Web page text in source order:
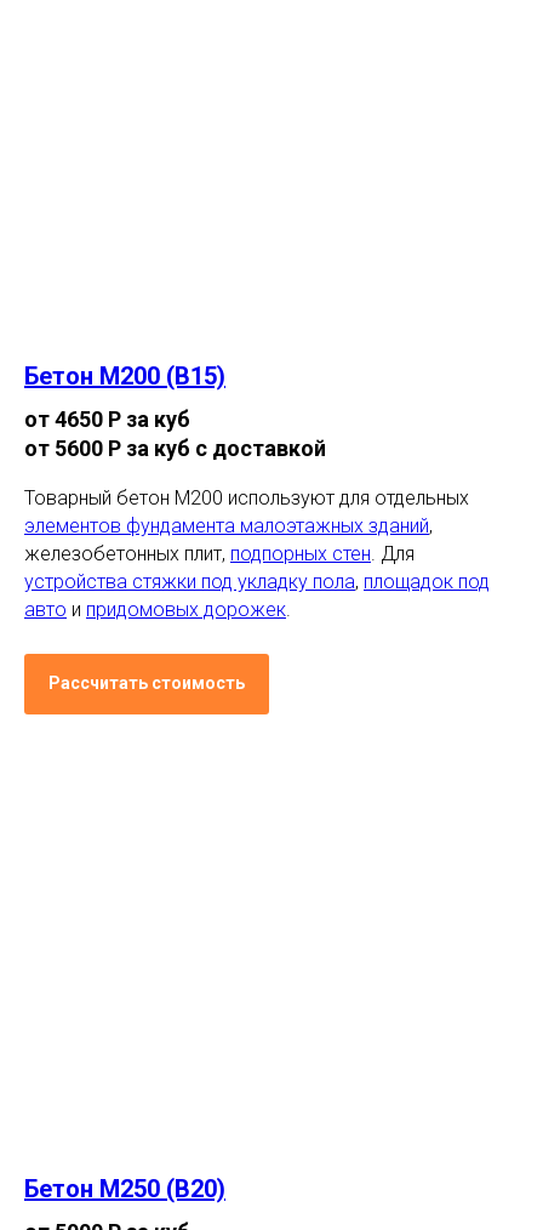
Бетон М200 (В15)
от 4650 Р за куб
от 5600 Р за куб с доставкой
Товарный бетон М200 используют для отдельных
элементов фундамента малоэтажных зданий,
железобетонных плит, подпорных стен. Для
устройства стяжки под укладку пола, площадок под
авто и придомовых дорожек.
Рассчитать стоимость
Бетон М250 (В20)